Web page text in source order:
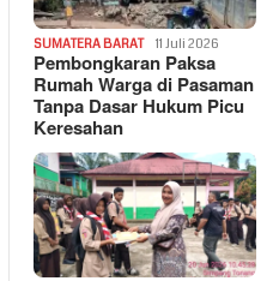
SUMATERA BARAT 11 Juli 2026
Pembongkaran Paksa
Rumah Warga di Pasaman
Tanpa Dasar Hukum Picu
Keresahan